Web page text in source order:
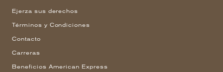
Ejerza sus derechos
Términos y Condiciones
Contacto
Carreras
Beneficios American Express